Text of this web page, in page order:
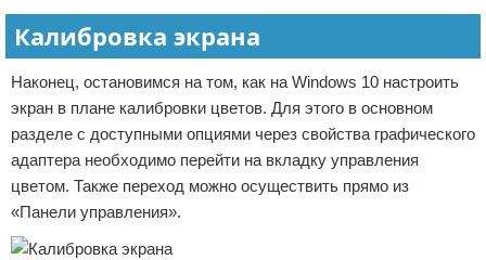
Калибровка экрана
Наконец, остановимся на том, как на Windows 10 настроить
экран в плане калибровки цветов. Для этого в основном
разделе с доступными опциями через свойства графического
адаптера необходимо перейти на вкладку управления
цветом. Также переход можно осуществить прямо из
«Панели управления».